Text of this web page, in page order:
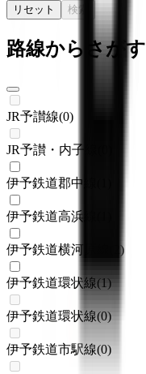
リセット 検索
路線からさがす
JR予讃線(0)
JR予讃・内子線
伊予鉄道郡中線
伊予鉄道高浜線
伊予鉄道横河原線 )
伊予鉄道環状線(1)
伊予鉄道環状線(0)
伊予鉄道市駅線(0)